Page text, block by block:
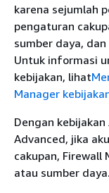
karena sejumlah
pengaturan
sumber daya,
Untuk informasi
kebijakan, lihat
Manager
Dengan kebijakan
Advanced, jika
cakupan, Firewall
atau sumber daya.